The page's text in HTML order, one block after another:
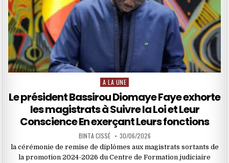
Posted
A LA UNE
Le président Bassirou Diomaye Faye exhorte
les magistrats à Suivre la Loi et Leur
Conscience En exerçant Leurs fonctions
BINTA CISSÉ 30/06/2026
‎la cérémonie de remise de diplômes aux magistrats sortants de
la promotion 2024-2026 du Centre de Formation judiciaire